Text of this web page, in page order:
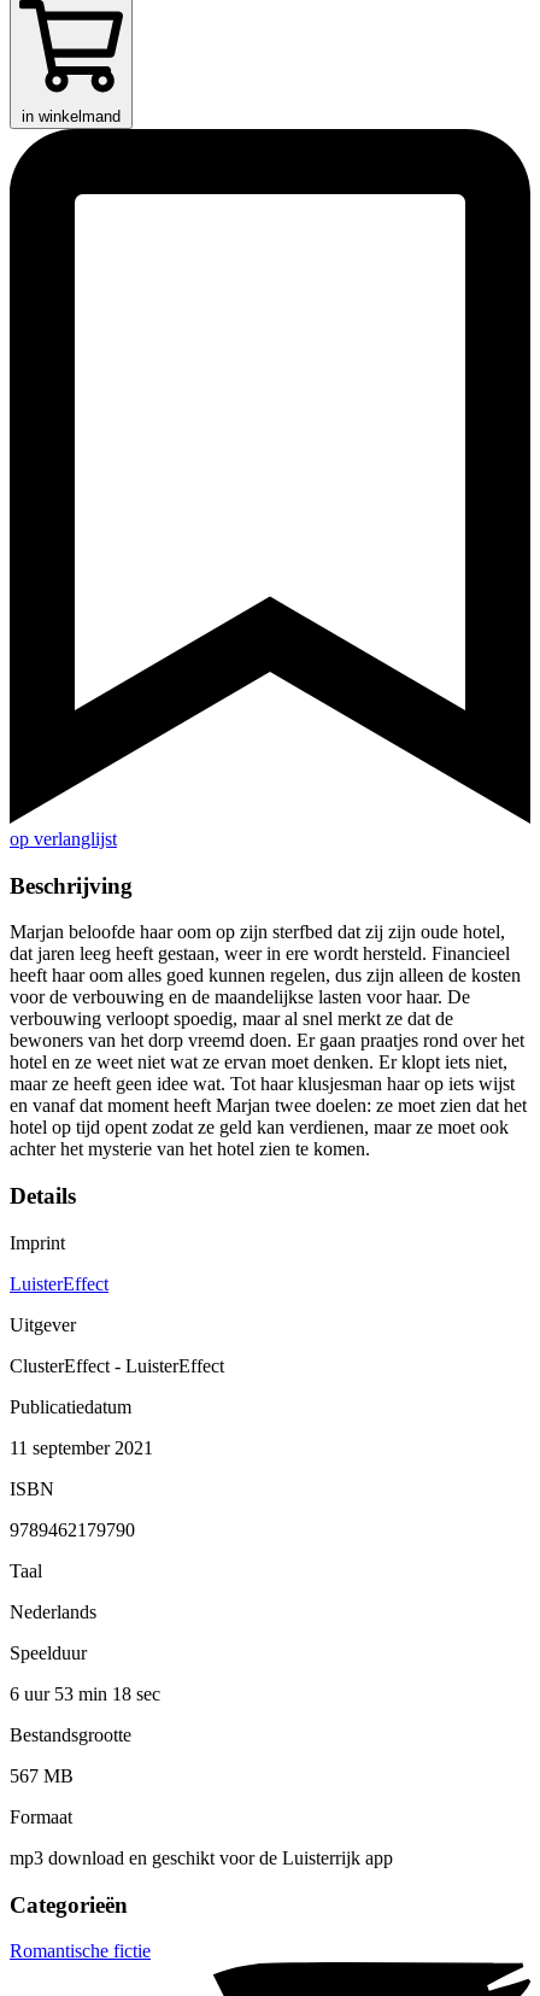
in winkelmand
op verlanglijst
Beschrijving
Marjan beloofde haar oom op zijn sterfbed dat zij zijn oude hotel,
dat jaren leeg heeft gestaan, weer in ere wordt hersteld. Financieel
heeft haar oom alles goed kunnen regelen, dus zijn alleen de kosten
voor de verbouwing en de maandelijkse lasten voor haar. De
verbouwing verloopt spoedig, maar al snel merkt ze dat de
bewoners van het dorp vreemd doen. Er gaan praatjes rond over het
hotel en ze weet niet wat ze ervan moet denken. Er klopt iets niet,
maar ze heeft geen idee wat. Tot haar klusjesman haar op iets wijst
en vanaf dat moment heeft Marjan twee doelen: ze moet zien dat het
hotel op tijd opent zodat ze geld kan verdienen, maar ze moet ook
achter het mysterie van het hotel zien te komen.
Details
Imprint
LuisterEffect
Uitgever
ClusterEffect - LuisterEffect
Publicatiedatum
11 september 2021
ISBN
9789462179790
Taal
Nederlands
Speelduur
6 uur 53 min 18 sec
Bestandsgrootte
567 MB
Formaat
mp3 download en geschikt voor de Luisterrijk app
Categorieën
Romantische fictie